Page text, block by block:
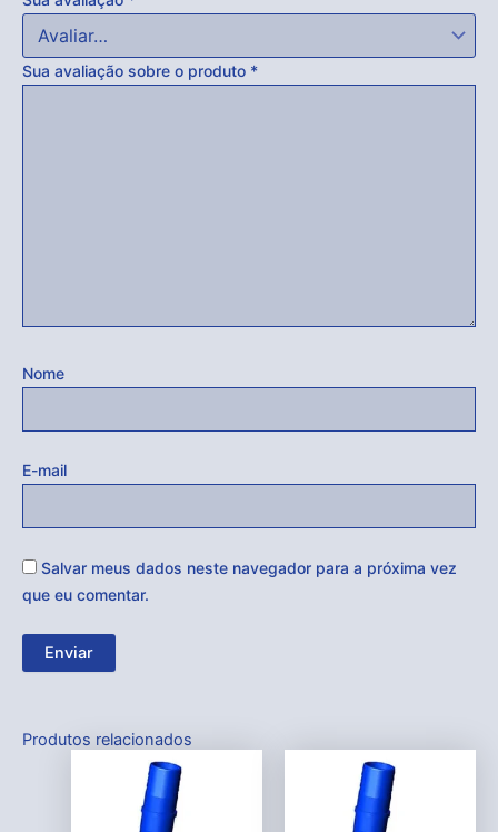
Sua avaliação sobre o produto *
Nome
E-mail
Salvar meus dados neste navegador para a próxima vez
que eu comentar.
Produtos relacionados